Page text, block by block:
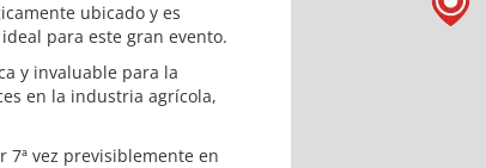
ubicado y es
para este gran evento.
y invaluable para la
en la industria agrícola,
vez previsiblemente en